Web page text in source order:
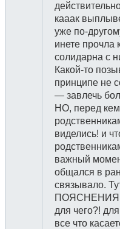
кааак
уже по-
инете
солидарна с
Какой-то
принципе не
— завлечь
НО, перед
виделись! и
важный
общался в
связывало.
ПОЯСНЕНИЯ
для чего?!
все что